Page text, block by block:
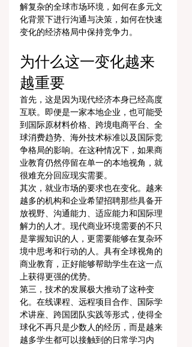
解复杂的全球市场环境，如何在多元文
化背景下进行沟通与决策，如何在快速
变化的经济格局中保持竞争力。
为什么这一变化越来
越重要
首先，这是因为现代经济本身已经高度
互联。即便是一家本地企业，也可能受
到国际原材料价格、跨境电商平台、全
球消费趋势、海外技术标准以及国际竞
争格局的影响。在这种情况下，如果商
业教育仍然停留在单一的本地视角，就
很难充分回应现实需要。
其次，就业市场的要求也在变化。越来
越多的机构和企业希望招聘那些具备开
放视野、沟通能力、适应能力和国际理
解力的人才。现代商业环境需要的不只
是掌握知识的人，更需要能够在复杂环
境中思考和行动的人。具有全球视角的
商业教育，正好能够帮助学生在这一点
上获得更强的优势。
第三，技术的发展极大推动了这种变
化。在线课程、远程项目合作、国际学
术讲座、跨国团队实践等形式，使得全
球化不再只是少数人的经历，而是越来
越多学生都可以接触到的日常学习内